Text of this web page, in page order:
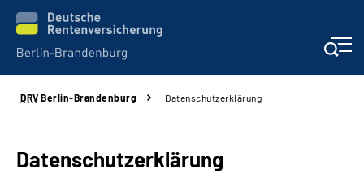
Aktuelles
Services
DRV Berlin-Brandenburg Datenschutzerklärung
Datenschutzerklärung